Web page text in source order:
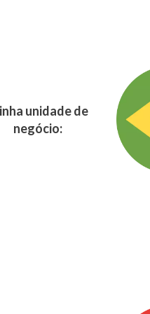
unidade de
negócio: